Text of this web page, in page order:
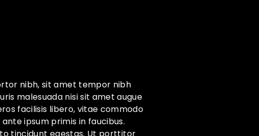
nibh, sit amet tempor nibh
malesuada nisi sit amet augue
facilisis libero, vitae commodo
ipsum primis in faucibus.
tincidunt egestas. Ut porttitor